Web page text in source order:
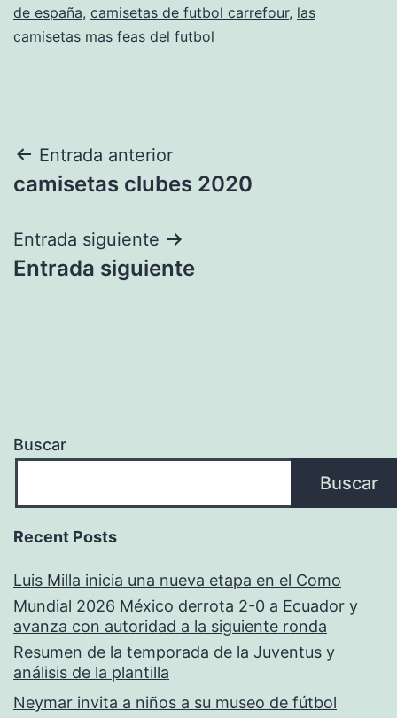
de españa, camisetas de futbol carrefour, las
camisetas mas feas del futbol
Navegación
de
entradas
Entrada anterior
camisetas clubes 2020
Entrada siguiente
Entrada siguiente
Buscar
Buscar
Recent Posts
Luis Milla inicia una nueva etapa en el Como
Mundial 2026 México derrota 2-0 a Ecuador y
avanza con autoridad a la siguiente ronda
Resumen de la temporada de la Juventus y
análisis de la plantilla
Neymar invita a niños a su museo de fútbol